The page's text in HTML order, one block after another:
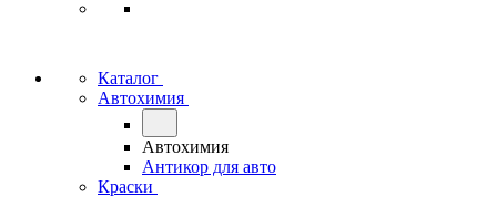
Каталог
Автохимия
Автохимия
Антикор для авто
Краски